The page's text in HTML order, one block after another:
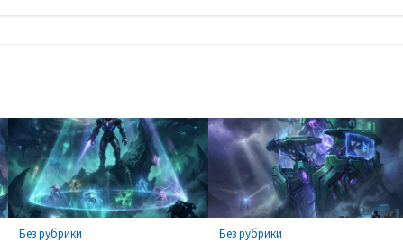
Без рубрики Без рубрики